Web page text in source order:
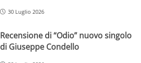
30 Luglio 2026
Recensione di “Odio” nuovo singolo
di Giuseppe Condello